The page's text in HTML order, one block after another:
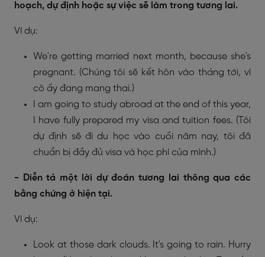
hoạch, dự định hoặc sự việc sẽ làm trong tương lai.
Ví dụ:
We're getting married next month, because she's
pregnant. (Chúng tôi sẽ kết hôn vào tháng tới, vì
cô ấy đang mang thai.)
I am going to study abroad at the end of this year,
I have fully prepared my visa and tuition fees. (Tôi
dự định sẽ đi du học vào cuối năm nay, tôi đã
chuẩn bị đầy đủ visa và học phí của mình.)
- Diễn tả một lời dự đoán tương lai thông qua các
bằng chứng ở hiện tại.
Ví dụ:
Look at those dark clouds. It's going to rain. Hurry